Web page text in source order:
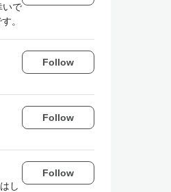
いで
。
Follow
Follow
し
Follow